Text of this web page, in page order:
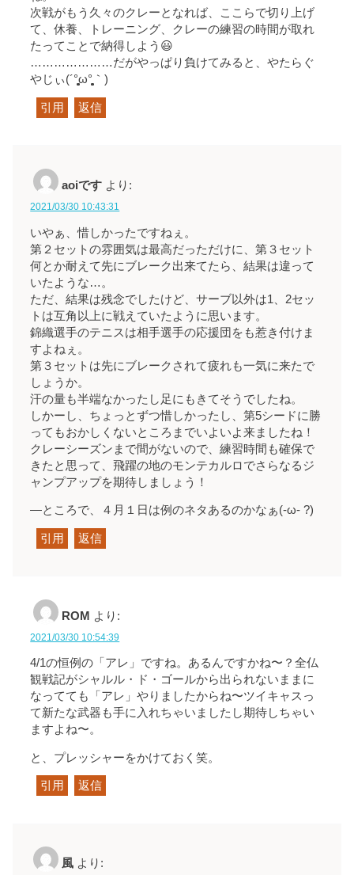
次戦がもう久々のクレーとなれば、ここらで切り上げ
て、休養、トレーニング、クレーの練習の時間が取れ
たってことで納得しよう😃
…………………だがやっぱり負けてみると、やたらぐ
やじぃ(´°̥̥̥̥̥̥̥̥ω°̥̥̥̥̥̥̥̥｀)
引用 返信
aoiです より:
2021/03/30 10:43:31
いやぁ、惜しかったですねぇ。
第２セットの雰囲気は最高だっただけに、第３セット
何とか耐えて先にブレーク出来てたら、結果は違って
いたような…。
ただ、結果は残念でしたけど、サーブ以外は1、2セッ
トは互角以上に戦えていたように思います。
錦織選手のテニスは相手選手の応援団をも惹き付けま
すよねぇ。
第３セットは先にブレークされて疲れも一気に来たで
しょうか。
汗の量も半端なかったし足にもきてそうでしたね。
しかーし、ちょっとずつ惜しかったし、第5シードに勝
ってもおかしくないところまでいよいよ来ましたね！
クレーシーズンまで間がないので、練習時間も確保で
きたと思って、飛躍の地のモンテカルロでさらなるジ
ャンプアップを期待しましょう！
―ところで、４月１日は例のネタあるのかなぁ(-ω- ?)
引用 返信
ROM より:
2021/03/30 10:54:39
4/1の恒例の「アレ」ですね。あるんですかね〜？全仏
観戦記がシャルル・ド・ゴールから出られないままに
なってても「アレ」やりましたからね〜ツイキャスっ
て新たな武器も手に入れちゃいましたし期待しちゃい
ますよね〜。
と、プレッシャーをかけておく笑。
引用 返信
風 より: